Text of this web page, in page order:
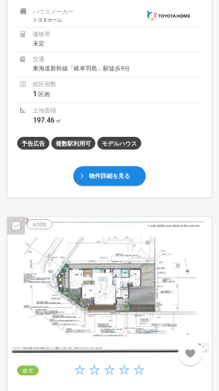
ハウスメーカー
トヨタホーム
価格帯
未定
交通
東海道新幹線「岐阜羽島」駅徒歩9分
総区画数
1 区画
土地面積
197.46 ㎡
予告広告 複数駅利用可 モデルハウス
物件詳細を見る
未閲覧 予告広告
建 売